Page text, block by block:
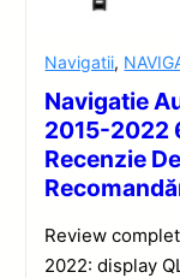
Navigatii,
Navigatie
2015-2022
Recenzie
Review
2022: display